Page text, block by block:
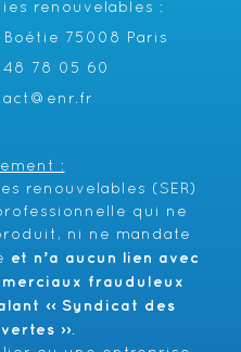
renouvelables :
75008 Paris
48 78 05 60
:
renouvelables (SER)
qui ne
ni ne mandate
et n’a aucun lien avec
frauduleux
‹‹ Syndicat des
››.